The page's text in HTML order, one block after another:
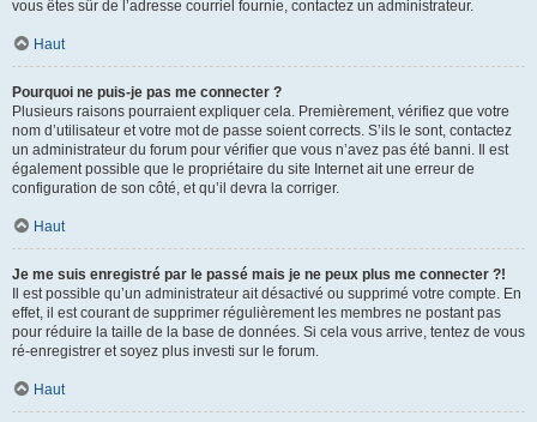
vous êtes sûr de l’adresse courriel fournie, contactez un administrateur.
Haut
Pourquoi ne puis-je pas me connecter ?
Plusieurs raisons pourraient expliquer cela. Premièrement, vérifiez que votre
nom d’utilisateur et votre mot de passe soient corrects. S’ils le sont, contactez
un administrateur du forum pour vérifier que vous n’avez pas été banni. Il est
également possible que le propriétaire du site Internet ait une erreur de
configuration de son côté, et qu’il devra la corriger.
Haut
Je me suis enregistré par le passé mais je ne peux plus me connecter ?!
Il est possible qu’un administrateur ait désactivé ou supprimé votre compte. En
effet, il est courant de supprimer régulièrement les membres ne postant pas
pour réduire la taille de la base de données. Si cela vous arrive, tentez de vous
ré-enregistrer et soyez plus investi sur le forum.
Haut